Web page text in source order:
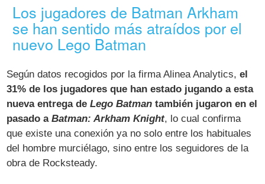
Los jugadores de Batman Arkham
se han sentido más atraídos por el
nuevo Lego Batman
Según datos recogidos por la firma Alinea Analytics,el
31% de los jugadores que han estado jugando a esta
nueva entrega deLego Batman también jugaron en el
pasado aBatman: Arkham Knight, lo cual confirma
que existe una conexión ya no solo entre los habituales
del hombre murciélago, sino entre los seguidores de la
obra de Rocksteady.